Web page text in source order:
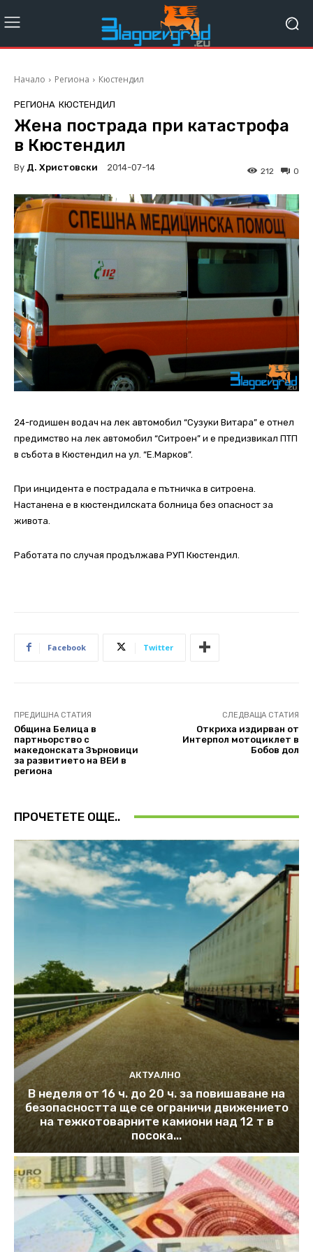
Начало Региона Кюстендил
РЕГИОНА КЮСТЕНДИЛ
Жена пострада при катастрофа
в Кюстендил
By Д. Христовски 2014-07-14 0
212
24-годишен водач на лек автомобил “Сузуки Витара” е отнел
предимство на лек автомобил “Ситроен” и е предизвикал ПТП
в събота в Кюстендил на ул. “Е.Марков”.
При инцидента е пострадала е пътничка в ситроена.
Настанена е в кюстендилската болница без опасност за
живота.
Работата по случая продължава РУП Кюстендил.
Facebook Twitter
ПРЕДИШНА СТАТИЯ
Община Белица в
партньорство с
македонската Зърновици
за развитието на ВЕИ в
региона
СЛЕДВАЩА СТАТИЯ
Откриха издирван от
Интерпол мотоциклет в
Бобов дол
ПРОЧЕТЕТЕ ОЩЕ..
АКТУАЛНО
В неделя от 16 ч. до 20 ч. за повишаване на
безопасността ще се ограничи движението
на тежкотоварните камиони над 12 т в
посока...